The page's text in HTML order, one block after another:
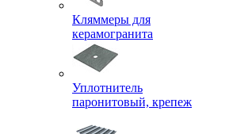
Кляммеры для
керамогранита
Уплотнитель
паронитовый, крепеж